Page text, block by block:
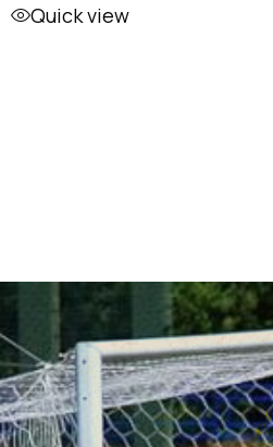
Quick view